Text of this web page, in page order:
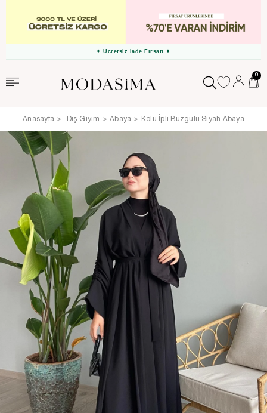
✦ Ücretsiz İade Fırsatı ✦
0
Anasayfa Dış Giyim Abaya Kolu İpli Büzgülü Siyah Abaya